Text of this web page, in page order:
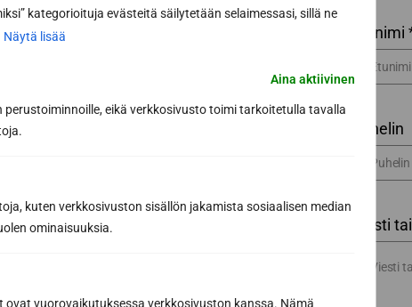
kategorioituja evästeitä säilytetään selaimessasi, sillä ne
Näytä lisää
Aina aktiivinen
eikä verkkosivusto toimi tarkoitetulla tavalla
kuten verkkosivuston sisällön jakamista sosiaalisen median
ominaisuuksia.
vuorovaikutuksessa verkkosivuston kanssa. Nämä
Etunimi
Puhelin
Viesti